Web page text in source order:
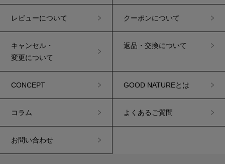
レビューについて クーポンについて
キャンセル・
変更について
返品・交換について
CONCEPT GOOD NATUREとは
コラム よくあるご質問
お問い合わせ